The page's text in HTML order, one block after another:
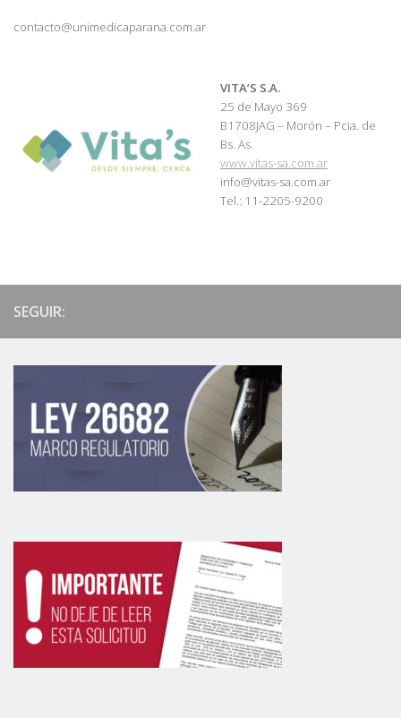
contacto@unimedicaparana.com.ar
VITA’S S.A.
25 de Mayo 369
B1708JAG – Morón – Pcia. de
Bs. As.
www.vitas-sa.com.ar
info@vitas-sa.com.ar
Tel.: 11-2205-9200
SEGUIR: